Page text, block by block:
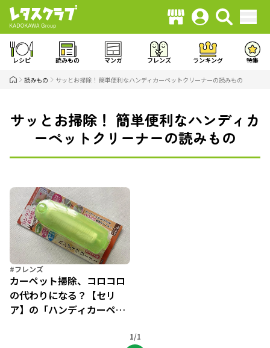
レシピ 読みもの マンガ フレンズ ランキング 特集
読みもの サッとお掃除！ 簡単便利なハンディカーペットクリーナーの読みもの
サッとお掃除！ 簡単便利なハンディカ
ーペットクリーナーの読みもの
#フレンズ
カーペット掃除、コロコロ
の代わりになる？【セリ
ア】の「ハンディカーペッ
1/1